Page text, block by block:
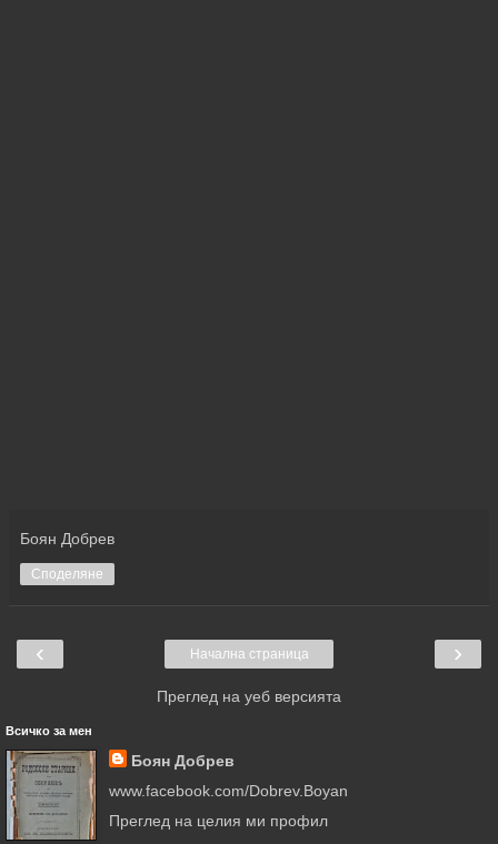
Боян Добрев
Споделяне
‹ ›
Начална страница
Преглед на уеб версията
Всичко за мен
Боян Добрев
www.facebook.com/Dobrev.Boyan
Преглед на целия ми профил